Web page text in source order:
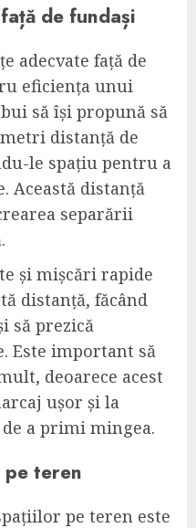
de fundași
adecvate față de
eficiența unui
să își propună să
distanță de
le spațiu pentru a
Această distanță
separării
și mișcări rapide
distanță, făcând
să prezică
Este important să
deoarece acest
ușor și la
a primi mingea.
teren
pe teren este